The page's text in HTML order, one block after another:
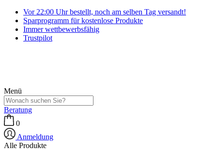
Vor 22:00 Uhr bestellt, noch am selben Tag versandt!
Sparprogramm für kostenlose Produkte
Immer wettbewerbsfähig
Trustpilot
Menü
Beratung
0
Anmeldung
Alle Produkte